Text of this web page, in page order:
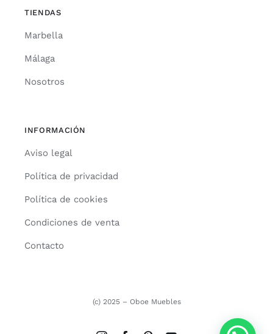
TIENDAS
Marbella
Málaga
Nosotros
INFORMACIÓN
Aviso legal
Política de privacidad
Política de cookies
Condiciones de venta
Contacto
(c) 2025 – Oboe Muebles